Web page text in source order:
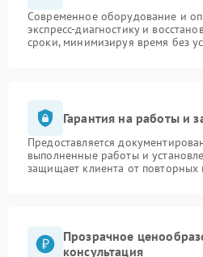
Современное оборудование и
экспресс-диагностику и
сроки, минимизируя время без
Гарантия на работы и
Предоставляется
выполненные работы и
защищает клиента от повторных
Прозрачное
консультация